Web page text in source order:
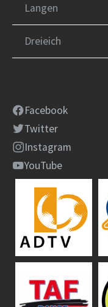
Langen
Dreieich
Facebook
Twitter
Instagram
YouTube